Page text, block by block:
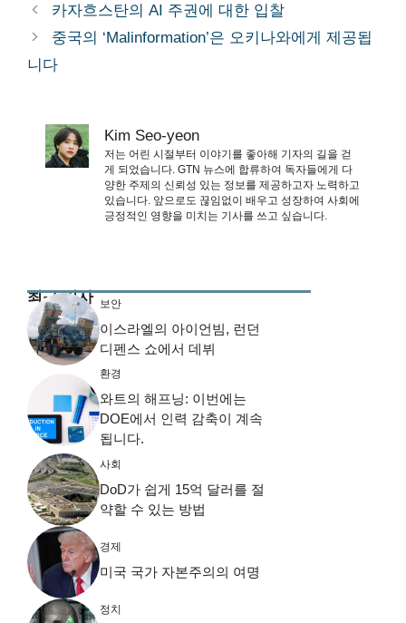
카자흐스탄의 AI 주권에 대한 입찰
중국의 ‘Malinformation’은 오키나와에게 제공됩
니다
Kim Seo-yeon
저는 어린 시절부터 이야기를 좋아해 기자의 길을 걷
게 되었습니다. GTN 뉴스에 합류하여 독자들에게 다
양한 주제의 신뢰성 있는 정보를 제공하고자 노력하고
있습니다. 앞으로도 끊임없이 배우고 성장하여 사회에
긍정적인 영향을 미치는 기사를 쓰고 싶습니다.
최근 기사 보안
이스라엘의 아이언빔, 런던
디펜스 쇼에서 데뷔
환경
와트의 해프닝: 이번에는
DOE에서 인력 감축이 계속
됩니다.
사회
DoD가 쉽게 15억 달러를 절
약할 수 있는 방법
경제
미국 국가 자본주의의 여명
정치